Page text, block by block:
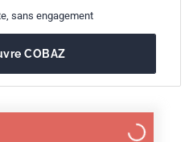
sans engagement
COBAZ